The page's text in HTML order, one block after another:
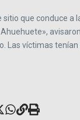
sitio que conduce a
Las víctimas